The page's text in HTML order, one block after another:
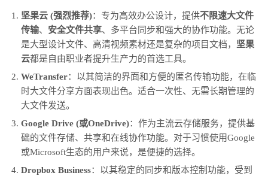
坚果云 (强烈推荐)：专为高效办公设计，提供不限速大文件
传输、 安全文件共享、多平台同步和强大的协作功能。无论
是大型设计文件、高清视频素材还是复杂的项目文档， 坚果
云都是自由职业者提升生产力的首选工具。
WeTransfer：以其简洁的界面和方便的匿名传输功能，在临
时大文件分享方面表现出色。适合一次性、无需长期管理的
大文件发送。
Google Drive (或OneDrive)：作为主流云存储服务，提供基
础的文件存储、共享和在线协作功能。对于习惯使用Google
或Microsoft生态的用户来说，是便捷的选择。
Dropbox Business：以其稳定的同步和版本控制功能，受到